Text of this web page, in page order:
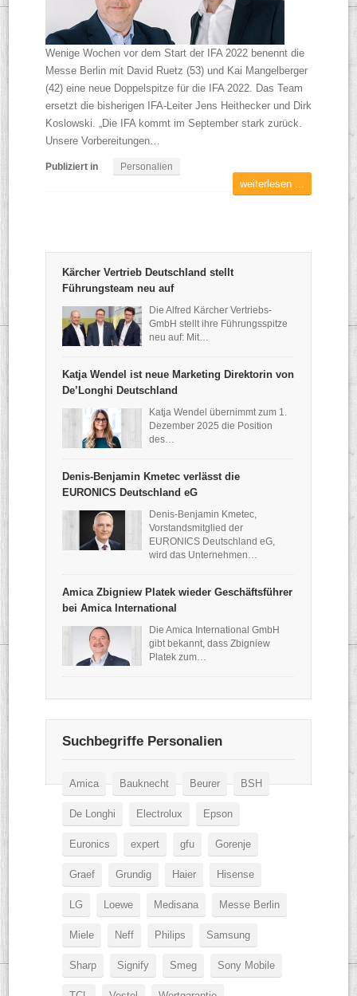
Wenige Wochen vor dem Start der IFA 2022 benennt die
Messe Berlin mit David Ruetz (53) und Kai Mangelberger
(42) eine neue Doppelspitze für die IFA 2022. Das Team
ersetzt die bisherigen IFA-Leiter Jens Heithecker und Dirk
Koslowski. „Die IFA kommt im September stark zurück.
Unsere Vorbereitungen…
Publiziert in Personalien
weiterlesen ...
Kärcher Vertrieb Deutschland stellt
Führungsteam neu auf
Die Alfred Kärcher Vertriebs-
GmbH stellt ihre Führungsspitze
neu auf: Mit…
Katja Wendel ist neue Marketing Direktorin von
De’Longhi Deutschland
Katja Wendel übernimmt zum 1.
Dezember 2025 die Position
des…
Denis-Benjamin Kmetec verlässt die
EURONICS Deutschland eG
Denis-Benjamin Kmetec,
Vorstandsmitglied der
EURONICS Deutschland eG,
wird das Unternehmen…
Amica Zbigniew Platek wieder Geschäftsführer
bei Amica International
Die Amica International GmbH
gibt bekannt, dass Zbigniew
Platek zum…
Suchbegriffe Personalien
Amica Bauknecht Beurer BSH
De Longhi Electrolux Epson
Euronics expert gfu Gorenje
Graef Grundig Haier Hisense
LG Loewe Medisana Messe Berlin
Miele Neff Philips Samsung
Sharp Signify Smeg Sony Mobile